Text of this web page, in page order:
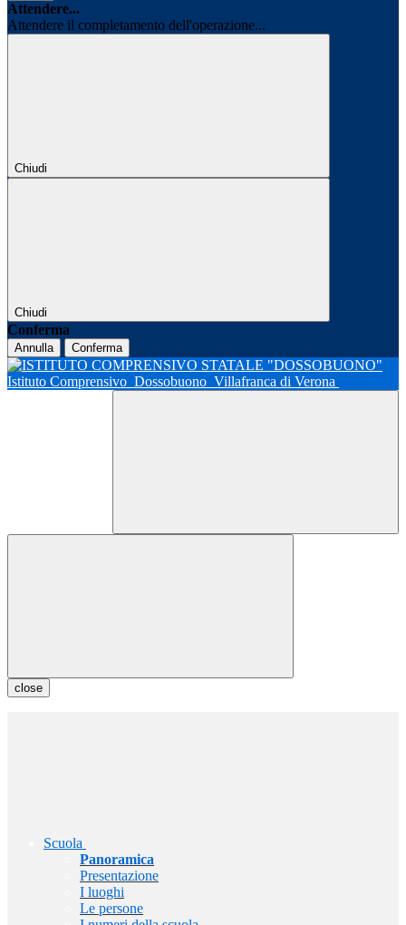
Attendere...
Attendere il completamento dell'operazione...
Chiudi
Chiudi
Conferma
Annulla Conferma
Istituto Comprensivo Dossobuono Villafranca di Verona
close
Scuola
Panoramica
Presentazione
I luoghi
Le persone